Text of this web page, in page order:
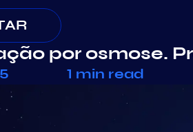
por osmose.
1 min read